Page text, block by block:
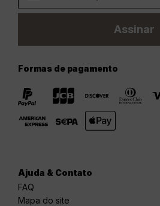
Assinar
Formas de pagamento
Ajuda & Contato
FAQ
Mapa do site